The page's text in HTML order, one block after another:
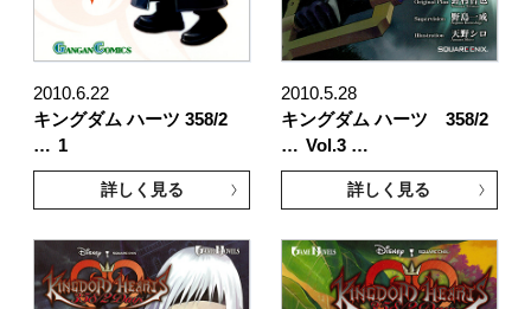
2010.6.22
キングダム ハーツ 358/2
… 1
詳しく見る
2010.5.28
キングダム ハーツ 358/2
… Vol.3 …
詳しく見る